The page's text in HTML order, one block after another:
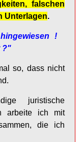
falschen
Unterlagen.
!
?"
so, dass nicht
juristische
arbeite ich mit
die ich